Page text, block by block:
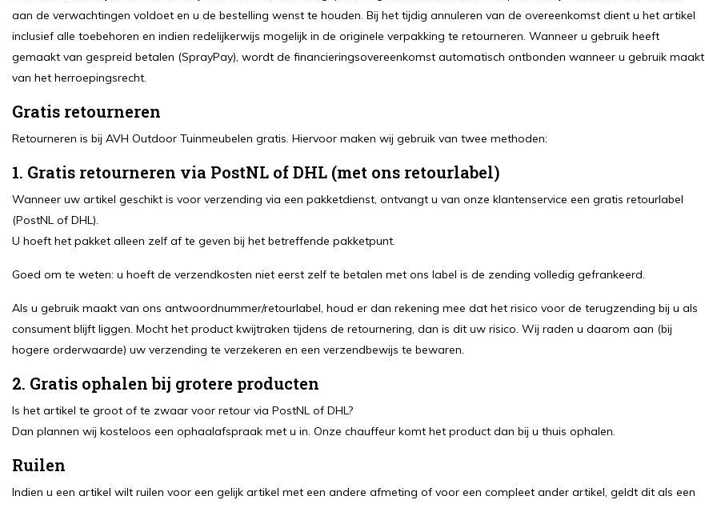
aan de verwachtingen voldoet en u de bestelling wenst te houden. Bij het tijdig annuleren van de overeenkomst dient u het artikel
inclusief alle toebehoren en indien redelijkerwijs mogelijk in de originele verpakking te retourneren. Wanneer u gebruik heeft
gemaakt van gespreid betalen (SprayPay), wordt de financieringsovereenkomst automatisch ontbonden wanneer u gebruik maakt
van het herroepingsrecht.
Gratis retourneren
Retourneren is bij AVH Outdoor Tuinmeubelen gratis. Hiervoor maken wij gebruik van twee methoden:
1. Gratis retourneren via PostNL of DHL (met ons retourlabel)
Wanneer uw artikel geschikt is voor verzending via een pakketdienst, ontvangt u van onze klantenservice een gratis retourlabel
(PostNL of DHL).
U hoeft het pakket alleen zelf af te geven bij het betreffende pakketpunt.
Goed om te weten: u hoeft de verzendkosten niet eerst zelf te betalen met ons label is de zending volledig gefrankeerd.
Als u gebruik maakt van ons antwoordnummer/retourlabel, houd er dan rekening mee dat het risico voor de terugzending bij u als
consument blijft liggen. Mocht het product kwijtraken tijdens de retournering, dan is dit uw risico. Wij raden u daarom aan ​(bij
hogere orderwaarde) uw verzending te verzekeren en een verzendbewijs te bewaren.
2. Gratis ophalen bij grotere producten
Is het artikel te groot of te zwaar voor retour via PostNL of DHL?
Dan plannen wij kosteloos een ophaalafspraak met u in. Onze chauffeur komt het product dan bij u thuis ophalen.
Ruilen
Indien u een artikel wilt ruilen voor een gelijk artikel met een andere afmeting of voor een compleet ander artikel, geldt dit als een